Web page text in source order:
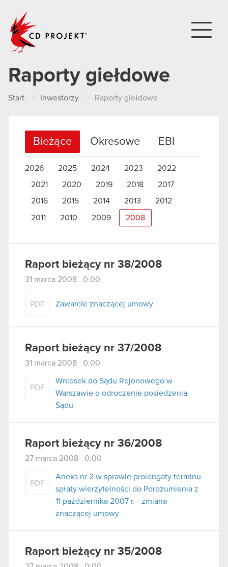
Raporty giełdowe
Start Inwestorzy Raporty giełdowe
Bieżące Okresowe EBI
2026 2025 2024 2023
2022
2021
2020 2019 2018
2017
2016
2015 2014 2013 2012
2011 2010 2009 2008
Raport bieżący nr 38/2008
31 marca 2008 0:00
PDF Zawarcie znaczącej umowy
Raport bieżący nr 37/2008
31 marca 2008 0:00
PDF
Wniosek do Sądu Rejonowego w
Warszawie o odroczenie posiedzenia
Sądu
Raport bieżący nr 36/2008
27 marca 2008 0:00
PDF
Aneks nr 2 w sprawie prolongaty terminu
spłaty wierzytelności do Porozumienia z
11 października 2007 r. - zmiana
znaczącej umowy
Raport bieżący nr 35/2008